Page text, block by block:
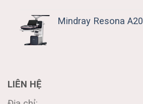
Mindray Resona A20
LIÊN HỆ